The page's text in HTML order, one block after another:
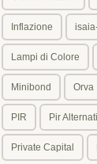
Inflazione
Lampi di Colore
Minibond Orva
PIR Pir
Private Capital